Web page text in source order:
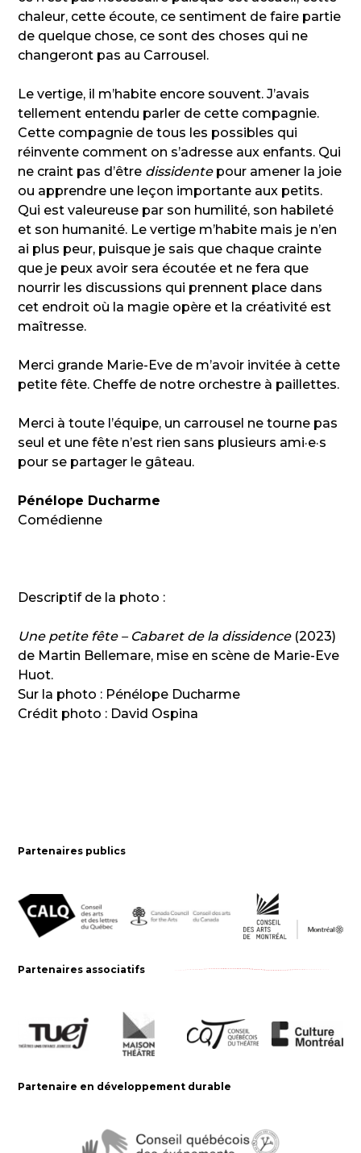
chaleur, cette écoute, ce sentiment de faire partie
de quelque chose, ce sont des choses qui ne
changeront pas au Carrousel.
Le vertige, il m’habite encore souvent. J’avais
tellement entendu parler de cette compagnie.
Cette compagnie de tous les possibles qui
réinvente comment on s’adresse aux enfants. Qui
ne craint pas d’être dissidentepour amener la joie
ou apprendre une leçon importante aux petits.
Qui est valeureuse par son humilité, son habileté
et son humanité. Le vertige m’habite mais je n’en
ai plus peur, puisque je sais que chaque crainte
que je peux avoir sera écoutée et ne fera que
nourrir les discussions qui prennent place dans
cet endroit où la magie opère et la créativité est
maîtresse.
Merci grande Marie-Eve de m’avoir invitée à cette
petite fête. Cheffe de notre orchestre à paillettes.
Merci à toute l’équipe, un carrousel ne tourne pas
seul et une fête n’est rien sans plusieurs ami·e·s
pour se partager le gâteau.
Pénélope Ducharme
Comédienne
Descriptif de la photo :
Une petite fête – Cabaret de la dissidence(2023)
de Martin Bellemare, mise en scène de Marie-Eve
Huot.
Sur la photo : Pénélope Ducharme
Crédit photo : David Ospina
Partenaires publics
Partenaires associatifs
Partenaire en développement durable